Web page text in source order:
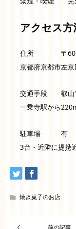
アクセス方
住所 〒
京都府京都市左
交通手段 叡山電
一乗寺駅から
駐車場 有
3台・近隣に提携
焼き菓子のお店